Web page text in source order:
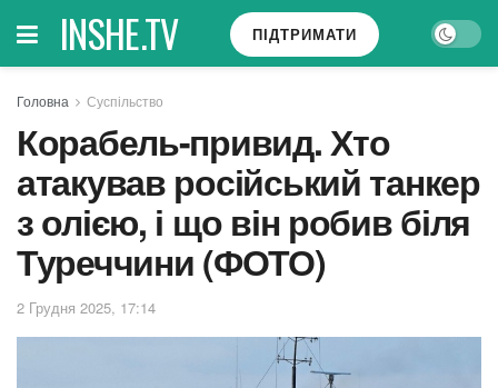
INSHE.TV ПІДТРИМАТИ
Головна Суспільство
Корабель-привид. Хто
атакував російський танкер
з олією, і що він робив біля
Туреччини (ФОТО)
2 Грудня 2025, 17:14